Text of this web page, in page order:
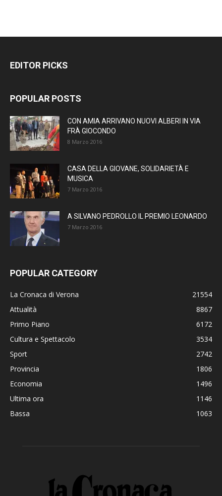
EDITOR PICKS
POPULAR POSTS
CON AMIA ARRIVANO NUOVI ALBERI IN VIA
FRÀ GIOCONDO
8 Marzo 2016
CASA DELLA GIOVANE, SOLIDARIETÀ E
MUSICA
7 Marzo 2016
A SILVANO PEDROLLO IL PREMIO LEONARDO
7 Marzo 2016
POPULAR CATEGORY
La Cronaca di Verona
21554
Attualità
8867
Primo Piano
6172
Cultura e Spettacolo
3534
Sport
2742
Provincia
1806
Economia
1496
Ultima ora
1146
Bassa
1063